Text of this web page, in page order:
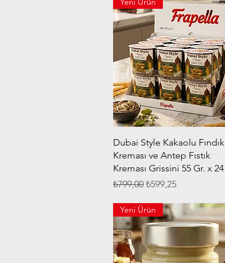
Hızlı Bakış
Dubai Style Kakaolu Fındık
Kreması ve Antep Fıstık
Kreması Grissini 55 Gr. x 24
Normal Fiyat
₺799,00 İndirimli Fiyat
₺599,25
Yeni Ürün